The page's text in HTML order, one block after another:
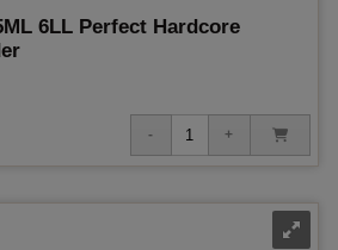
6LL Perfect Hardcore